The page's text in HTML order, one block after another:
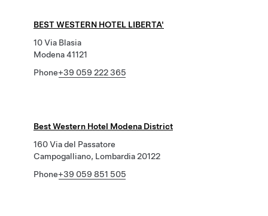
BEST WESTERN HOTEL LIBERTA'
10 Via Blasia
Modena 41121
Phone+39 059 222 365
Best Western Hotel Modena District
160 Via del Passatore
Campogalliano, Lombardia 20122
Phone+39 059 851 505